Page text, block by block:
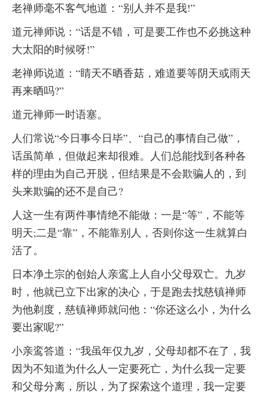
老禅师毫不客气地道：“别人并不是我!”
道元禅师说：“话是不错，可是要工作也不必挑这种
大太阳的时候呀!”
老禅师说道：“睛天不晒香菇，难道要等阴天或雨天
再来晒吗?”
道元禅师一时语塞。
人们常说“今日事今日毕”、“自己的事情自己做”，
话虽简单，但做起来却很难。人们总能找到各种各
样的理由为自己开脱，但结果是不会欺骗人的，到
头来欺骗的还不是自己?
人这一生有两件事情绝不能做：一是“等”，不能等
明天;二是“靠”，不能靠别人，否则你这一生就算白
活了。
日本净土宗的创始人亲鸾上人自小父母双亡。九岁
时，他就已立下出家的决心，于是跑去找慈镇禅师
为他剃度，慈镇禅师就问他：“你还这么小，为什么
要出家呢?”
小亲鸾答道：“我虽年仅九岁，父母却都不在了，我
因为不知道为什么人一定要死亡，为什么我一定要
和父母分离，所以，为了探索这个道理，我一定要